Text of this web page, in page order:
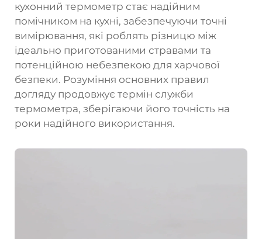
кухонний термометр стає надійним
помічником на кухні, забезпечуючи точні
вимірювання, які роблять різницю між
ідеально приготованими стравами та
потенційною небезпекою для харчової
безпеки. Розуміння основних правил
догляду продовжує термін служби
термометра, зберігаючи його точність на
роки надійного використання.